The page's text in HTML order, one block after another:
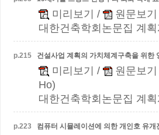
미리보기 / 원문보기
대한건축학회논문집 계
p.215 건설사업 계획의 가치체계구축을 위한
미리보기 / 원문보기
Ho)
대한건축학회논문집 계
p.223 컴퓨터 시뮬레이션에 의한 개인호 유개